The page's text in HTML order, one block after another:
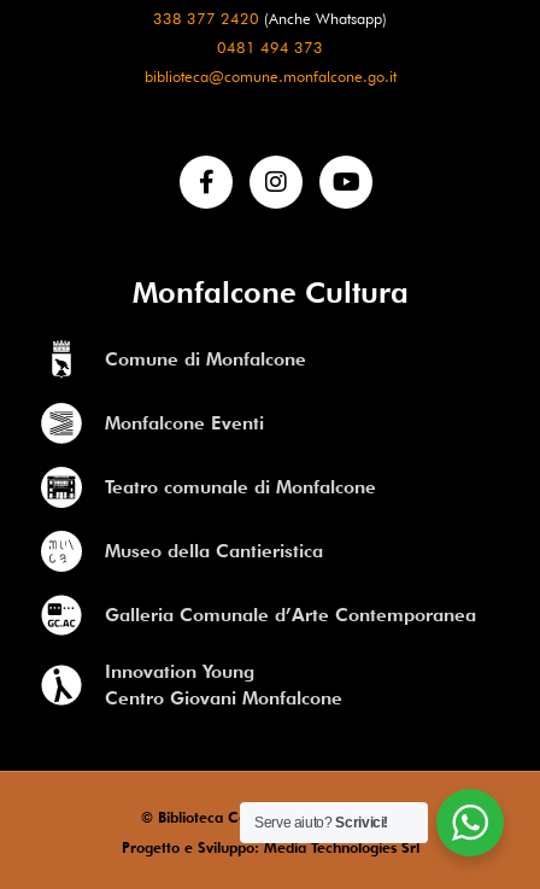
338 377 2420 (Anche Whatsapp)
0481 494 373
biblioteca@comune.monfalcone.go.it
Monfalcone Cultura
Comune di Monfalcone
Monfalcone Eventi
Teatro comunale di Monfalcone
Museo della Cantieristica
Galleria Comunale d’Arte Contemporanea
Innovation Young
Centro Giovani Monfalcone
© Biblioteca Comunale di Monfalcone
Progetto e Sviluppo: Media Technologies Srl
Serve aiuto?Scrivici!